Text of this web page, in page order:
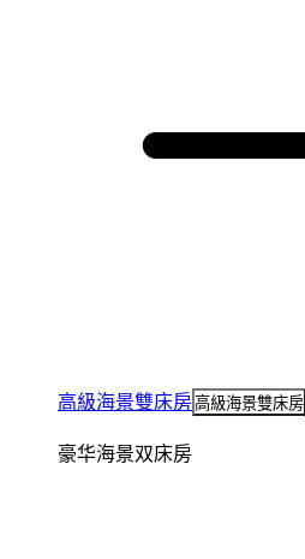
高級海景雙床房高級海景雙床房
豪华海景双床房